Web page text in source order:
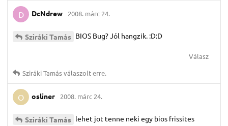
D DcNdrew 2008. márc 24.
Sziráki Tamás BIOS Bug? Jól hangzik. :D:D
Válasz
Sziráki Tamásválaszolt erre.
O osliner 2008. márc 24.
Sziráki Tamás lehet jot tenne neki egy bios frissites